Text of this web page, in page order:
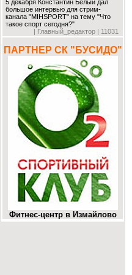
5 декабря Константин Белый дал
большое интервью для стрим-
канала "MIHSPORT" на тему "Что
такое спорт сегодня?"
| Главный_редактор | 11031
ПАРТНЕР СК "БУСИДО"
Фитнес-центр в Измайлово